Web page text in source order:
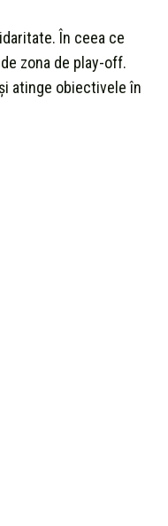
În ceea ce
zona de play-off.
atinge obiectivele în